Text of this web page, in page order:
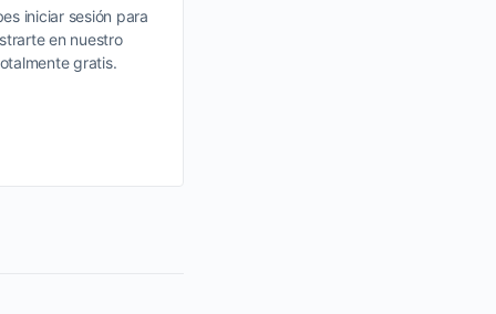
iniciar sesión para
en nuestro
gratis.